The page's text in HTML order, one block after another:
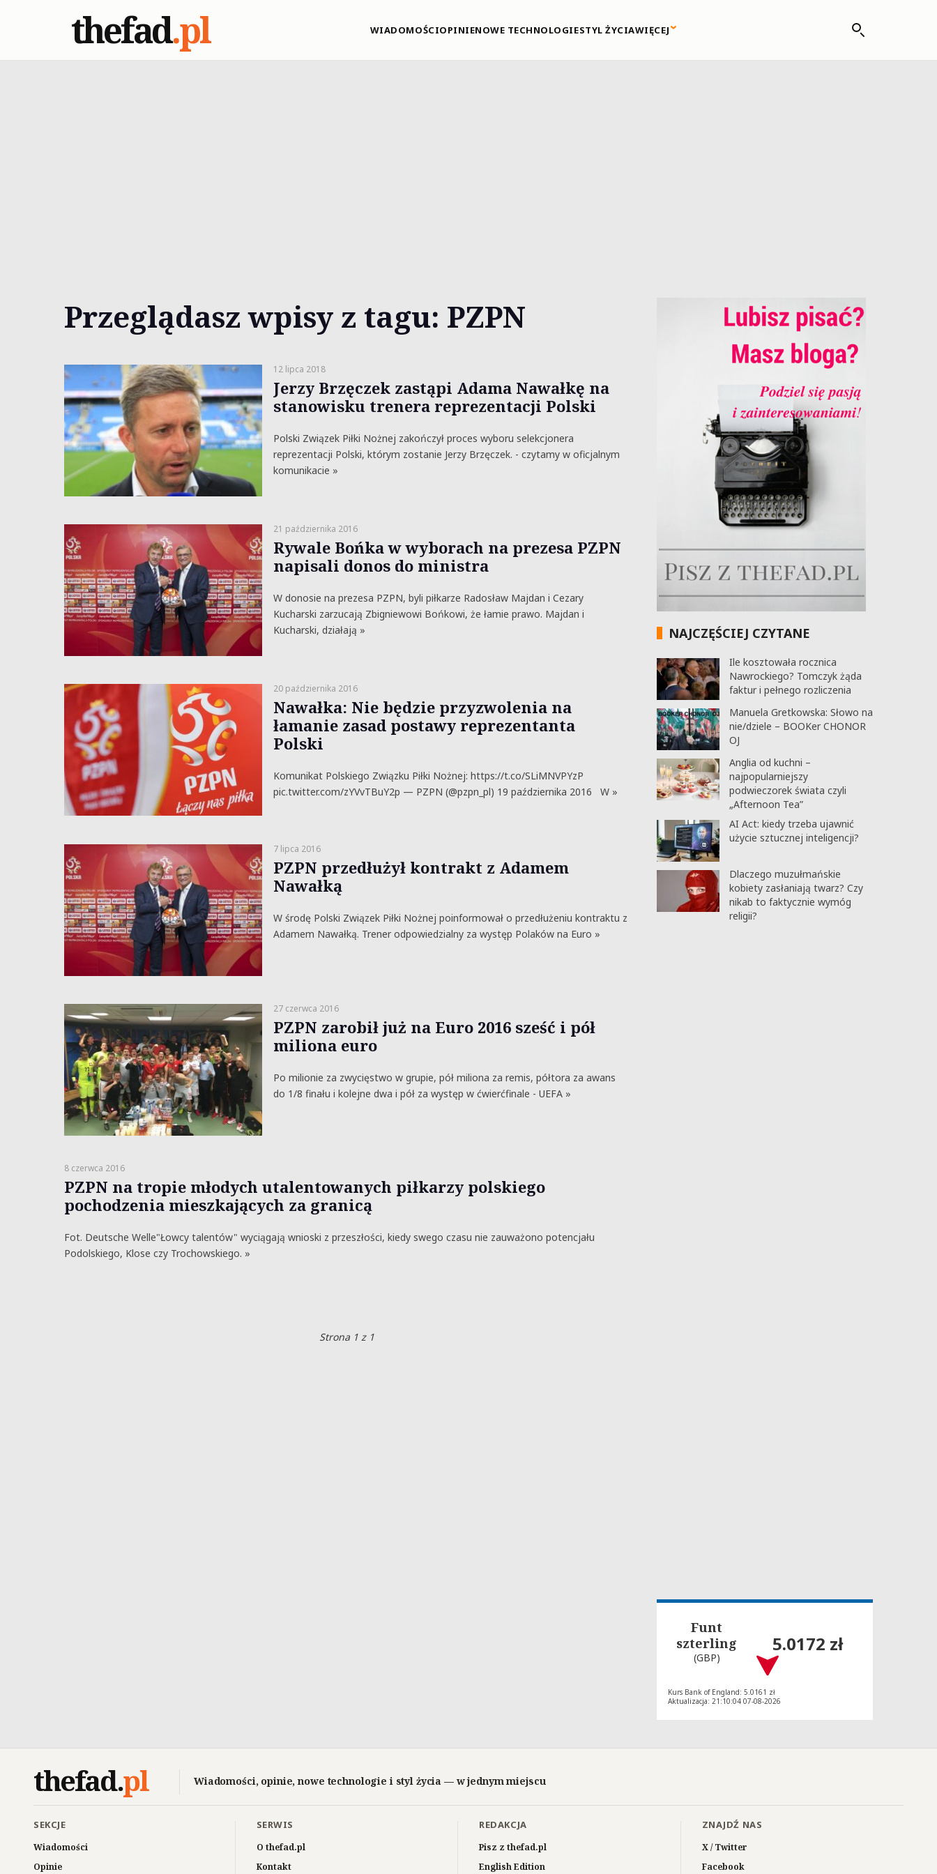
thefad.pl WIADOMOŚCIOPINIENOWE TECHNOLOGIESTYL ŻYCIAWIĘCEJ
Przeglądasz wpisy z tagu: PZPN
12 lipca 2018
Jerzy Brzęczek zastąpi Adama Nawałkę na
stanowisku trenera reprezentacji Polski
Polski Związek Piłki Nożnej zakończył proces wyboru selekcjonera
reprezentacji Polski, którym zostanie Jerzy Brzęczek. - czytamy w oficjalnym
komunikacie »
21 października 2016
Rywale Bońka w wyborach na prezesa PZPN
napisali donos do ministra
W donosie na prezesa PZPN, byli piłkarze Radosław Majdan i Cezary
Kucharski zarzucają Zbigniewowi Bońkowi, że łamie prawo. Majdan i
Kucharski, działają »
20 października 2016
Nawałka: Nie będzie przyzwolenia na
łamanie zasad postawy reprezentanta
Polski
Komunikat Polskiego Związku Piłki Nożnej: https://t.co/SLiMNVPYzP
pic.twitter.com/zYVvTBuY2p — PZPN (@pzpn_pl) 19 października 2016 W »
7 lipca 2016
PZPN przedłużył kontrakt z Adamem
Nawałką
W środę Polski Związek Piłki Nożnej poinformował o przedłużeniu kontraktu z
Adamem Nawałką. Trener odpowiedzialny za występ Polaków na Euro »
27 czerwca 2016
PZPN zarobił już na Euro 2016 sześć i pół
miliona euro
Po milionie za zwycięstwo w grupie, pół miliona za remis, półtora za awans
do 1/8 finału i kolejne dwa i pół za występ w ćwierćfinale - UEFA »
8 czerwca 2016
PZPN na tropie młodych utalentowanych piłkarzy polskiego
pochodzenia mieszkających za granicą
Fot. Deutsche Welle"Łowcy talentów" wyciągają wnioski z przeszłości, kiedy swego czasu nie zauważono potencjału
Podolskiego, Klose czy Trochowskiego. »
Strona 1 z 1
NAJCZĘŚCIEJ CZYTANE
Ile kosztowała rocznica
Nawrockiego? Tomczyk żąda
faktur i pełnego rozliczenia
Manuela Gretkowska: Słowo na
nie/dziele – BOOKer CHONOR
OJ
Anglia od kuchni –
najpopularniejszy
podwieczorek świata czyli
„Afternoon Tea”
AI Act: kiedy trzeba ujawnić
użycie sztucznej inteligencji?
Dlaczego muzułmańskie
kobiety zasłaniają twarz? Czy
nikab to faktycznie wymóg
religii?
Funt
szterling
(GBP)
5.0172 zł
Kurs Bank of England: 5.0161 zł
Aktualizacja: 21:10:04 07-08-2026
thefad.pl Wiadomości, opinie, nowe technologie i styl życia — w jednym miejscu
SEKCJE
Wiadomości
Opinie
SERWIS
O thefad.pl
Kontakt
REDAKCJA
Pisz z thefad.pl
English Edition
ZNAJDŹ NAS
X / Twitter
Facebook